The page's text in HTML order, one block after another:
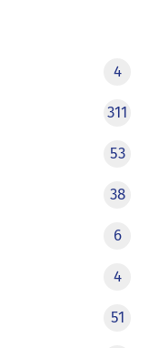
4
311
53
38
6
4
51